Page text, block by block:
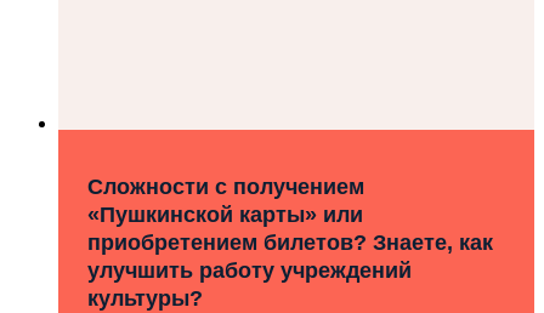
Сложности с получением
«Пушкинской карты» или
приобретением билетов? Знаете, как
улучшить работу учреждений
культуры?